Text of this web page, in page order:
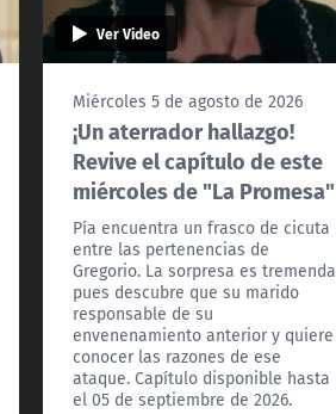
Ver Video
Miércoles 5 de agosto de 2026
¡Un aterrador hallazgo!
Revive el capítulo de este
miércoles de "La Promesa"
Pía encuentra un frasco de cicuta
entre las pertenencias de
Gregorio. La sorpresa es tremenda
pues descubre que su marido
responsable de su
envenenamiento anterior y quiere
conocer las razones de ese
ataque. Capítulo disponible hasta
el 05 de septiembre de 2026.